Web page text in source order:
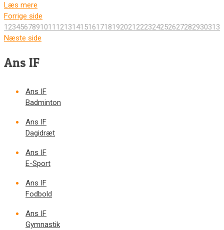
Læs mere
Forrige side
1 234567891011 12131415161718192021 22232425262728293031 32
Næste side
Ans IF
Ans IF
Badminton
Ans IF
Dagidræt
Ans IF
E-Sport
Ans IF
Fodbold
Ans IF
Gymnastik